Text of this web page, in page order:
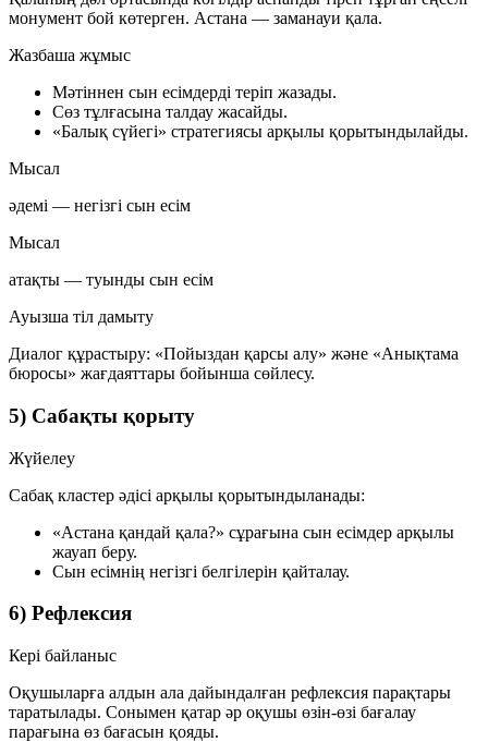
монумент бой көтерген. Астана — заманауи қала.
Жазбаша жұмыс
Мәтіннен сын есімдерді теріп жазады.
Сөз тұлғасына талдау жасайды.
«Балық сүйегі» стратегиясы арқылы қорытындылайды.
Мысал
әдемі — негізгі сын есім
Мысал
атақты — туынды сын есім
Ауызша тіл дамыту
Диалог құрастыру: «Пойыздан қарсы алу» және «Анықтама
бюросы» жағдаяттары бойынша сөйлесу.
5) Сабақты қорыту
Жүйелеу
Сабақ кластер әдісі арқылы қорытындыланады:
«Астана қандай қала?» сұрағына сын есімдер арқылы
жауап беру.
Сын есімнің негізгі белгілерін қайталау.
6) Рефлексия
Кері байланыс
Оқушыларға алдын ала дайындалған рефлексия парақтары
таратылады. Сонымен қатар әр оқушы өзін-өзі бағалау
парағына өз бағасын қояды.